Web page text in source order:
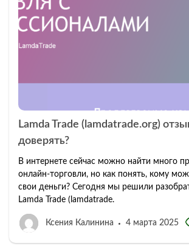
Lamda Trade (lamdatrade.org)
доверять?
В интернете сейчас можно найти много
онлайн-торговли, но как понять, кому
свои деньги? Сегодня мы решили
Lamda Trade (lamdatrade.
Ксения Калинина 4 марта 2025